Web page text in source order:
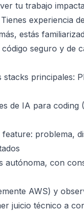
tu trabajo
experiencia
estás
seguro y de
principales:
de IA para coding
problema,
autónoma, con
AWS) y
juicio técnico a